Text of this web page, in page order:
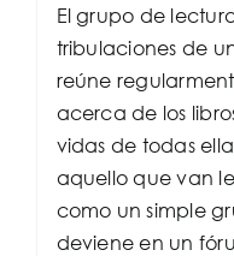
El grupo de
tribulaciones de
reúne
acerca de los
vidas de todas
aquello que van
como un simple
deviene en un